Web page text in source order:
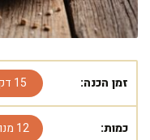
זמן הכנה: 15 דק'
כמות: 12 מנות